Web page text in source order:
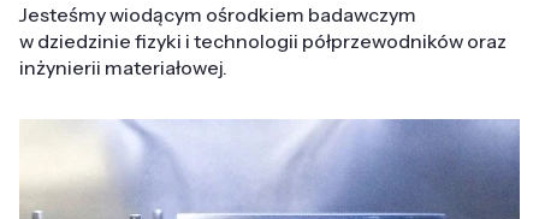
Jesteśmy wiodącym ośrodkiem badawczym
w dziedzinie fizyki i technologii półprzewodników oraz
inżynierii materiałowej.